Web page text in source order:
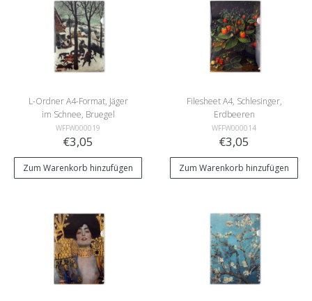
L-Ordner A4-Format, Jäger
im Schnee, Bruegel
WFFW000019
€3,05
Zum Warenkorb hinzufügen
Filesheet A4, Schlesinger,
Erdbeeren
WFFW000014
€3,05
Zum Warenkorb hinzufügen